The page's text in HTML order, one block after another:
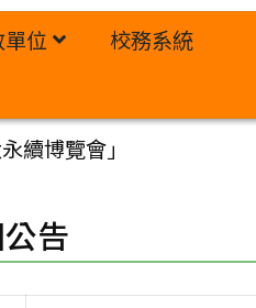
位 校務系統
續博覽會」
告